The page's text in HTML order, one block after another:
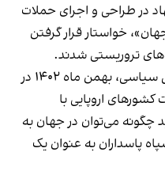
در طراحی و اجرای حملات
خواستار قرار گرفتن
تروریستی شدند.
مسیح علی‌نژاد، روزنامه‌نگار و فعال سیاسی، بهمن‌ ماه ۱۴۰۲ در
اروپایی با
چگونه می‌توان در جهان به
پاسداران به عنوان یک